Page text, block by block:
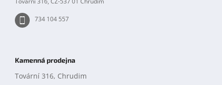
734 104 557
Kamenná prodejna
Tovární 316, Chrudim